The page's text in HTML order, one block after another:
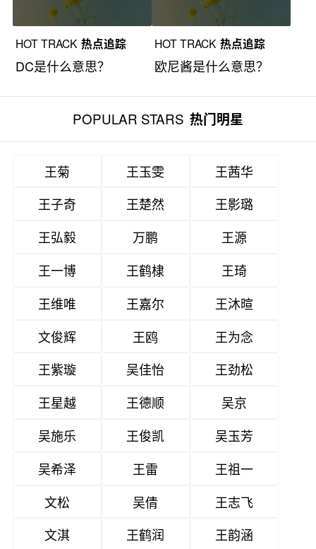
HOT TRACK 热点追踪
DC是什么意思？
HOT TRACK 热点追踪
欧尼酱是什么意思？
POPULAR STARS 热门明星
王菊 王玉雯
王茜华
王子奇
王楚然
王影璐
王弘毅
万鹏
王源
王一博
王鹤棣
王琦
王维唯
王嘉尔
王沐暄
文俊辉
王鸥
王为念
王紫璇
吴佳怡
王劲松
王星越
王德顺
吴京
吴施乐
王俊凯
吴玉芳
吴希泽
王雷
王祖一
文松
吴倩
王志飞
文淇
王鹤润 王韵涵